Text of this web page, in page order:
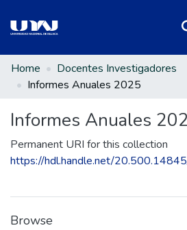
Communities & Collections
All of DSpace
Statistics
Home
Docentes Investigadores
Informes Anuales 2025
Informes Anuales
Permanent URI for this collection
https://hdl.handle.net/
Browse